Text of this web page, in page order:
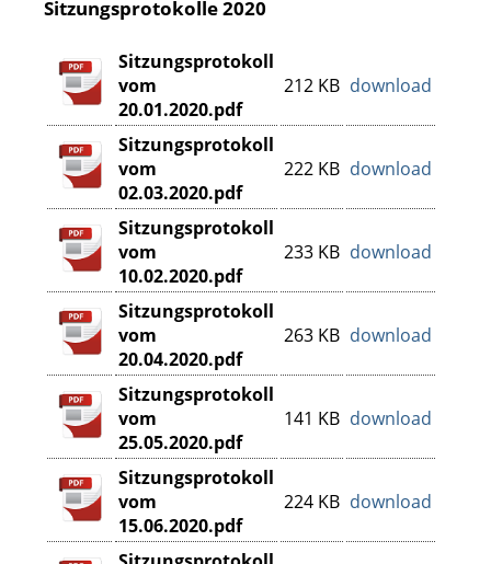
Sitzungsprotokolle 2020
Sitzungsprotokoll
vom
20.01.2020.pdf
212 KB download
Sitzungsprotokoll
vom
02.03.2020.pdf
222 KB download
Sitzungsprotokoll
vom
10.02.2020.pdf
233 KB download
Sitzungsprotokoll
vom
20.04.2020.pdf
263 KB download
Sitzungsprotokoll
vom
25.05.2020.pdf
141 KB download
Sitzungsprotokoll
vom
15.06.2020.pdf
224 KB download